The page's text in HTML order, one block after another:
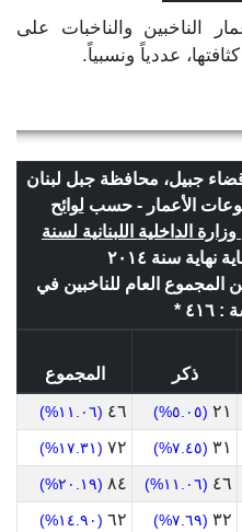
الناخبين والناخبات على
عددياً ونسبياً.
جبيل، محافظة جبل لبنان
الأعمار - حسب لوائح
الداخلية اللبنانية لسنة
نهاية سنة ٢٠١٤
المجموع العام للناخبين في
*
ذكر
المجموع
٢١ (٥.٠٥%) ٤٦ (١١.٠٦%)
٣١ (٧.٤٥%) ٧٢ (١٧.٣١%)
٤٦ (١١.٠٦%) ٨٤ (٢٠.١٩%)
٣٢ (٧.٦٩%) ٦٢ (١٤.٩٠%)